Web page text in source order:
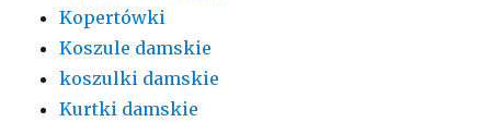
Kopertówki
Koszule damskie
koszulki damskie
Kurtki damskie